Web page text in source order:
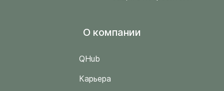
O компании
QHub
Карьера